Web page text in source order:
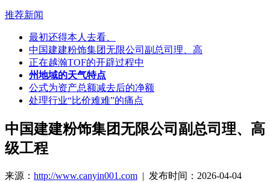
推荐新闻
最初还得本人去看、
中国建建粉饰集团无限公司副总司理、高
正在越瀚TOF的开辟过程中
州地域的天气特点
公式为资产总额减去后的净额
处理行业“比价难难”的痛点
中国建建粉饰集团无限公司副总司理、高
级工程
来源： http://www.canyin001.com | 发布时间：2026-04-04